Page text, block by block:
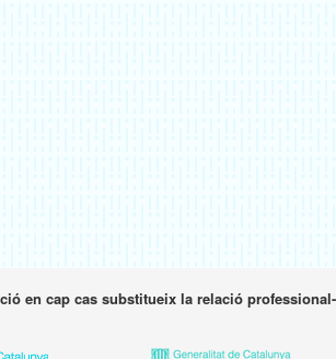
en cap cas substitueix la relació